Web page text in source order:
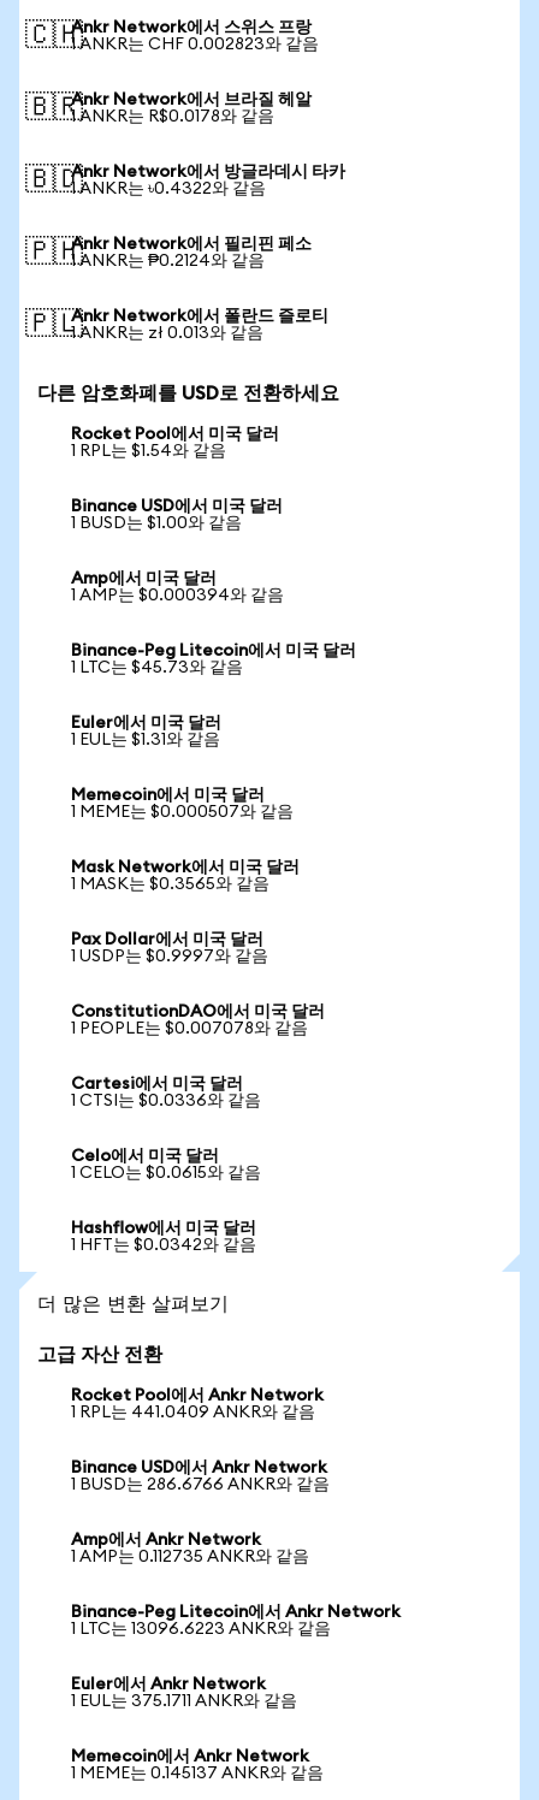
🇨🇭Ankr Network에서 스위스 프랑
1 ANKR는 CHF 0.002823와 같음
🇧🇷Ankr Network에서 브라질 헤알
1 ANKR는 R$0.0178와 같음
🇧🇩Ankr Network에서 방글라데시 타카
1 ANKR는 ৳0.4322와 같음
🇵🇭Ankr Network에서 필리핀 페소
1 ANKR는 ₱0.2124와 같음
🇵🇱Ankr Network에서 폴란드 즐로티
1 ANKR는 zł 0.013와 같음
다른 암호화폐를 USD로 전환하세요
Rocket Pool에서 미국 달러
1 RPL는 $1.54와 같음
Binance USD에서 미국 달러
1 BUSD는 $1.00와 같음
Amp에서 미국 달러
1 AMP는 $0.000394와 같음
Binance-Peg Litecoin에서 미국 달러
1 LTC는 $45.73와 같음
Euler에서 미국 달러
1 EUL는 $1.31와 같음
Memecoin에서 미국 달러
1 MEME는 $0.000507와 같음
Mask Network에서 미국 달러
1 MASK는 $0.3565와 같음
Pax Dollar에서 미국 달러
1 USDP는 $0.9997와 같음
ConstitutionDAO에서 미국 달러
1 PEOPLE는 $0.007078와 같음
Cartesi에서 미국 달러
1 CTSI는 $0.0336와 같음
Celo에서 미국 달러
1 CELO는 $0.0615와 같음
Hashflow에서 미국 달러
1 HFT는 $0.0342와 같음
더 많은 변환 살펴보기
고급 자산 전환
Rocket Pool에서 Ankr Network
1 RPL는 441.0409 ANKR와 같음
Binance USD에서 Ankr Network
1 BUSD는 286.6766 ANKR와 같음
Amp에서 Ankr Network
1 AMP는 0.112735 ANKR와 같음
Binance-Peg Litecoin에서 Ankr Network
1 LTC는 13096.6223 ANKR와 같음
Euler에서 Ankr Network
1 EUL는 375.1711 ANKR와 같음
Memecoin에서 Ankr Network
1 MEME는 0.145137 ANKR와 같음